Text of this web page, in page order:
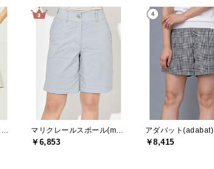
￥6,853
アダバット(adabat)
￥8,415